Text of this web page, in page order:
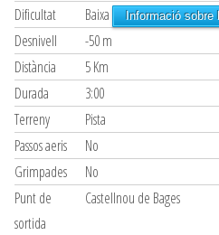
Dificultat
Baixa Informació sobre
Desnivell
-50 m
Distància
5 Km
Durada
3:00
Terreny
Pista
Passos aeris
No
Grimpades
No
Punt de
sortida
Castellnou de Bages